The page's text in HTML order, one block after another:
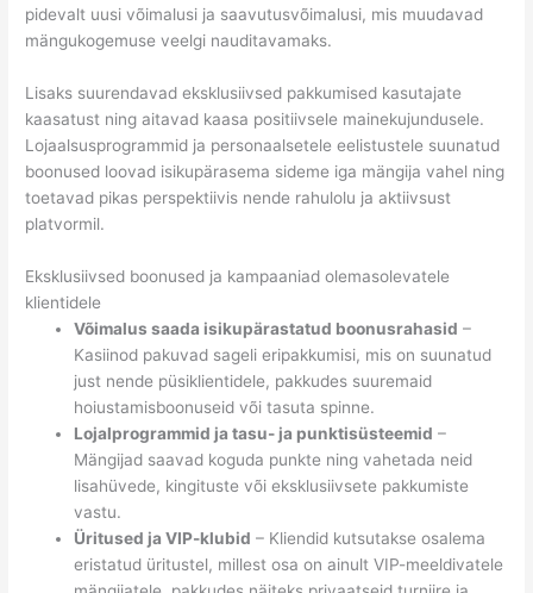
pidevalt uusi võimalusi ja saavutusvõimalusi, mis muudavad
mängukogemuse veelgi nauditavamaks.
Lisaks suurendavad eksklusiivsed pakkumised kasutajate
kaasatust ning aitavad kaasa positiivsele mainekujundusele.
Lojaalsusprogrammid ja personaalsetele eelistustele suunatud
boonused loovad isikupärasema sideme iga mängija vahel ning
toetavad pikas perspektiivis nende rahulolu ja aktiivsust
platvormil.
Eksklusiivsed boonused ja kampaaniad olemasolevatele
klientidele
Võimalus saada isikupärastatud boonusrahasid –
Kasiinod pakuvad sageli eripakkumisi, mis on suunatud
just nende püsiklientidele, pakkudes suuremaid
hoiustamisboonuseid või tasuta spinne.
Lojalprogrammid ja tasu- ja punktisüsteemid –
Mängijad saavad koguda punkte ning vahetada neid
lisahüvede, kingituste või eksklusiivsete pakkumiste
vastu.
Üritused ja VIP-klubid – Kliendid kutsutakse osalema
eristatud üritustel, millest osa on ainult VIP-meeldivatele